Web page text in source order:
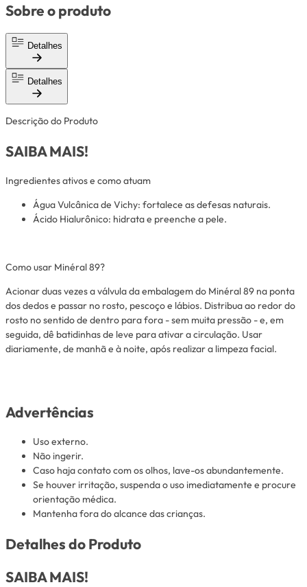
Sobre o produto
Detalhes
Detalhes
Descrição do Produto
SAIBA MAIS!
Ingredientes ativos e como atuam
Água Vulcânica de Vichy: fortalece as defesas naturais.
Ácido Hialurônico: hidrata e preenche a pele.
Como usar Minéral 89?
Acionar duas vezes a válvula da embalagem do Minéral 89 na ponta
dos dedos e passar no rosto, pescoço e lábios. Distribua ao redor do
rosto no sentido de dentro para fora - sem muita pressão - e, em
seguida, dê batidinhas de leve para ativar a circulação. Usar
diariamente, de manhã e à noite, após realizar a limpeza facial.
Advertências
Uso externo.
Não ingerir.
Caso haja contato com os olhos, lave-os abundantemente.
Se houver irritação, suspenda o uso imediatamente e procure
orientação médica.
Mantenha fora do alcance das crianças.
Detalhes do Produto
SAIBA MAIS!